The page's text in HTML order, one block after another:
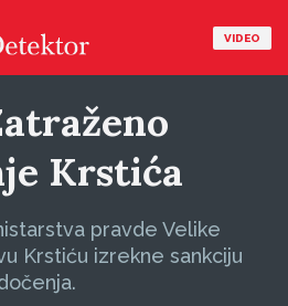
VIDEO
Krstića
pravde Velike
Krstiću izrekne sankciju